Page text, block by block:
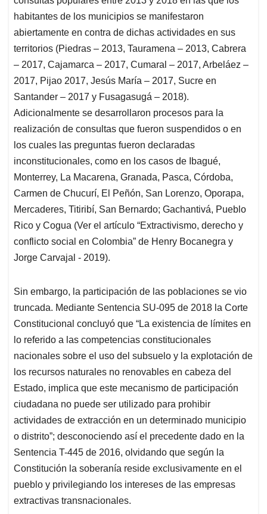
habitantes de los municipios se manifestaron
abiertamente en contra de dichas actividades en sus
territorios (Piedras – 2013, Tauramena – 2013, Cabrera
– 2017, Cajamarca – 2017, Cumaral – 2017, Arbeláez –
2017, Pijao 2017, Jesús María – 2017, Sucre en
Santander – 2017 y Fusagasugá – 2018).
Adicionalmente se desarrollaron procesos para la
realización de consultas que fueron suspendidos o en
los cuales las preguntas fueron declaradas
inconstitucionales, como en los casos de Ibagué,
Monterrey, La Macarena, Granada, Pasca, Córdoba,
Carmen de Chucurí, El Peñón, San Lorenzo, Oporapa,
Mercaderes, Titiribí, San Bernardo; Gachantivá, Pueblo
Rico y Cogua (Ver el artículo “Extractivismo, derecho y
conflicto social en Colombia” de Henry Bocanegra y
Jorge Carvajal - 2019).
Sin embargo, la participación de las poblaciones se vio
truncada. Mediante Sentencia SU-095 de 2018 la Corte
Constitucional concluyó que “La existencia de límites en
lo referido a las competencias constitucionales
nacionales sobre el uso del subsuelo y la explotación de
los recursos naturales no renovables en cabeza del
Estado, implica que este mecanismo de participación
ciudadana no puede ser utilizado para prohibir
actividades de extracción en un determinado municipio
o distrito”; desconociendo así el precedente dado en la
Sentencia T-445 de 2016, olvidando que según la
Constitución la soberanía reside exclusivamente en el
pueblo y privilegiando los intereses de las empresas
extractivas transnacionales.